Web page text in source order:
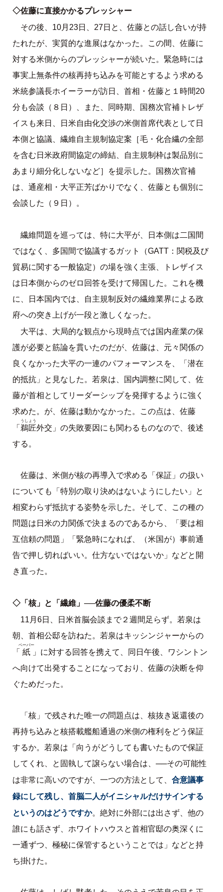
◇佐藤に直接かかるプレッシャー
その後、10月23日、27日と、佐藤との話し合いが持
たれたが、実質的な進展はなかった。この間、佐藤に
対する米側からのプレッシャーが続いた。緊急時には
事実上無条件の核再持ち込みを可能とするよう求める
米統参議長ホイーラーが訪日、首相・佐藤と１時間20
分も会談（８日）、また、同時期、国務次官補トレザ
イスも来日、日米自由化交渉の米側首席代表として日
本側と協議、繊維自主規制協定案［毛・化合繊の全部
を含む日米政府間協定の締結、自主規制枠は製品別に
あまり細分化しないなど］を提示した。国務次官補
は、通産相・大平正芳ばかりでなく、佐藤とも個別に
会談した（９日）。
繊維問題を巡っては、特に大平が、日本側は二国間
ではなく、多国間で協議するガット（GATT：関税及び
貿易に関する一般協定）の場を強く主張、トレザイス
は日本側からのゼロ回答を受けて帰国した。これを機
に、日本国内では、自主規制反対の繊維業界による政
府への突き上げが一段と激しくなった。
大平は、大局的な観点から現時点では国内産業の保
護が必要と筋論を貫いたのだが、佐藤は、元々関係の
良くなかった大平の一連のパフォーマンスを、「潜在
的抵抗」と見なした。若泉は、国内調整に関して、佐
藤が首相としてリーダーシップを発揮するように強く
求めた。が、佐藤は動かなかった。この点は、佐藤
「 鵜匠
うしょう
外交」の失敗要因にも関わるものなので、後述
する。
佐藤は、米側が核の再導入で求める「保証」の扱い
についても「特別の取り決めはないようにしたい」と
相変わらず抵抗する姿勢を示した。そして、この種の
問題は日米の力関係で決まるのであるから、「要は相
互信頼の問題」「緊急時になれば、（米国が）事前通
告で押し切ればいい。仕方ないではないか」などと開
き直った。
◇「核」と「繊維」──佐藤の優柔不断
11月6日、日米首脳会談まで２週間足らず。若泉は
朝、首相公邸を訪ねた。若泉はキッシンジャーからの
「 紙
ペーパー
」に対する回答を携えて、同日午後、ワシントン
へ向けて出発することになっており、佐藤の決断を仰
ぐためだった。
「核」で残された唯一の問題点は、核抜き返還後の
再持ち込みと核搭載艦船通過の米側の権利をどう保証
するか。若泉は「向うがどうしても書いたもので保証
してくれ、と固執して譲らない場合は、──その可能性
は非常に高いのですが、一つの方法として、 合意議事
録にして残し、首脳二人がイニシャルだけサインする
というのはどうですか。絶対に外部には出さず、他の
誰にも話さず、ホワイトハウスと首相官邸の奥深くに
一通ずつ、極秘に保管するということでは」などと持
ち掛けた。